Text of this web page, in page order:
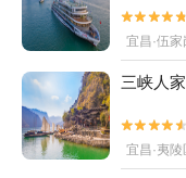


宜昌·伍家
三峡人家


宜昌·夷陵